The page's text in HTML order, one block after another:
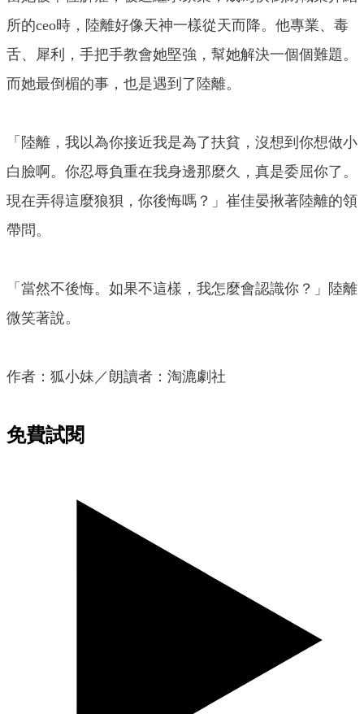
所的ceo時，陸離好像天神一樣從天而降。他專業、毒
舌、犀利，手把手教會她堅強，幫她解決一個個難題。
而她最倒楣的事，也是遇到了陸離。
「陸離，我以為你接近我是為了扶貧，沒想到你想做小
白臉啊。你忍辱負重在我身邊那麼久，真是委屈你了。
現在弄得這麼狼狽，你後悔嗎？」崔佳晏揪著陸離的領
帶問。
「當然不後悔。如果不這樣，我怎麼會認識你？」陸離
微笑著說。
作者：狐小妹／朗讀者：淘漉劇社
免費試閱